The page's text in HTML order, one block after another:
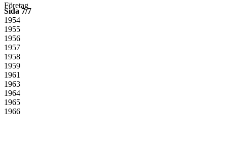
Sida 7/7
1954
1955
1956
1957
1958
1959
1961
1963
1964
1965
1966
Företag